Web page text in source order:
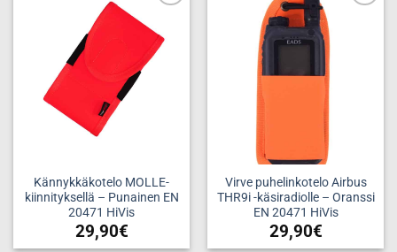
wishlist
Kännykkäkotelo MOLLE-
kiinnityksellä – Punainen EN
20471 HiVis
29,90€
Virve puhelinkotelo Airbus
THR9i -käsiradiolle – Oranssi
EN 20471 HiVis
29,90€